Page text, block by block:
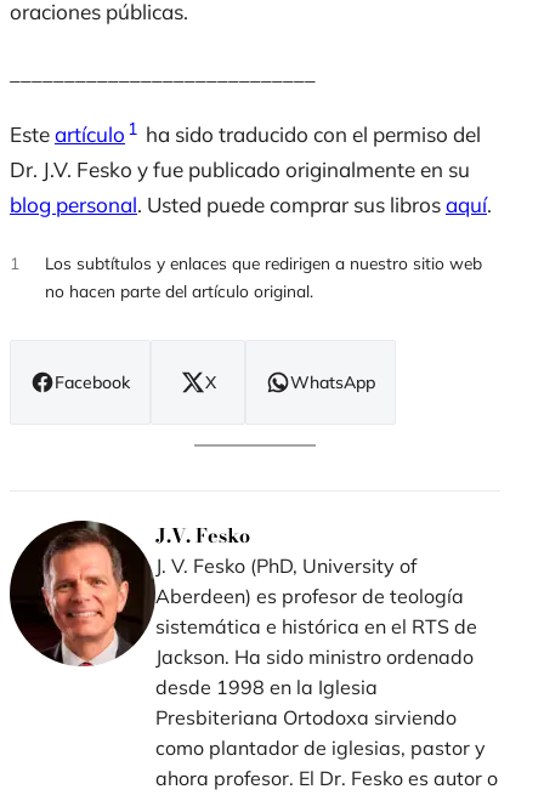
oraciones públicas.
Esteartículo 1 ha sido traducido con el permiso del
Dr. J.V. Fesko y fue publicado originalmente en su
blog personal. Usted puede comprar sus librosaquí.
1
Los subtítulos y enlaces que redirigen a nuestro sitio web
no hacen parte del artículo original.
Facebook
(se
X
(se
en
WhatsApp
(se
J.V. Fesko
J. V. Fesko (PhD, University of
Aberdeen) es profesor de teología
sistemática e histórica en el RTS de
Jackson. Ha sido ministro ordenado
desde 1998 en la Iglesia
Presbiteriana Ortodoxa sirviendo
como plantador de iglesias, pastor y
ahora profesor. El Dr. Fesko es autor o